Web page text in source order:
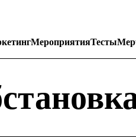
МероприятияТесты